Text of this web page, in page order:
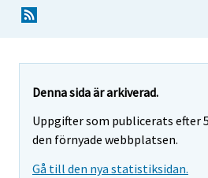
Denna sida är arkiverad.
Uppgifter som publicerats efter
den förnyade webbplatsen.
Gå till den nya statistiksidan.